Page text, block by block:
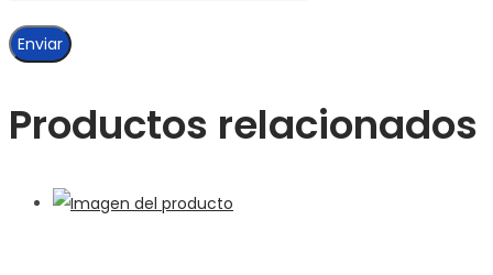
Productos relacionados